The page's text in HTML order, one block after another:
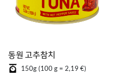
동원 고추참치
150g (100 g = 2,19 €)